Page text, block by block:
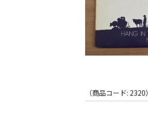
（商品コード: 2320）